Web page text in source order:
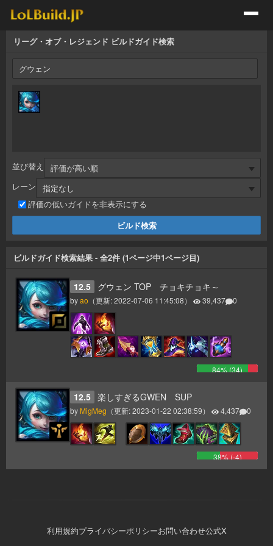
リーグ・オブ・レジェンド ビルドガイド検索
並び替え
レーン
評価の低いガイドを非表示にする
ビルドガイド検索結果 - 全2件 (1ページ中1ページ目)
12.5 グウェン TOP チョキチョキ～
byao （更新:2022-07-06 11:45:08） 39,437 0
84% (34)
12.5 楽しすぎるGWEN SUP
by MigMeg （更新:2023-01-22 02:38:59） 4,437 0
38% (-4)
利用規約プライバシーポリシーお問い合わせ公式X